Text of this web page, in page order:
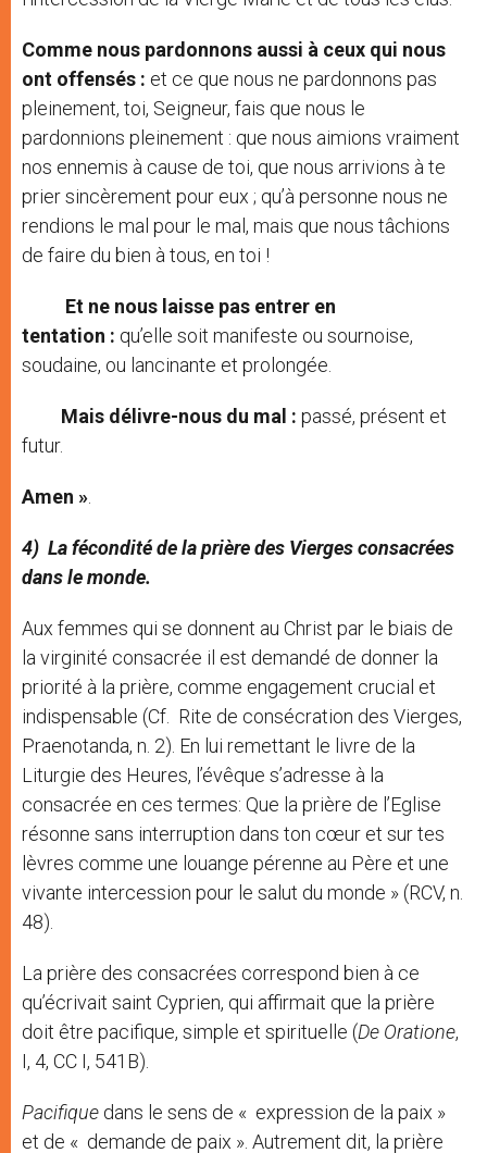
Comme nous pardonnons aussi à ceux qui nous
ont offensés : et ce que nous ne pardonnons pas
pleinement, toi, Seigneur, fais que nous le
pardonnions pleinement : que nous aimions vraiment
nos ennemis à cause de toi, que nous arrivions à te
prier sincèrement pour eux ; qu’à personne nous ne
rendions le mal pour le mal, mais que nous tâchions
de faire du bien à tous, en toi !
Et ne nous laisse pas entrer en
tentation : qu’elle soit manifeste ou sournoise,
soudaine, ou lancinante et prolongée.
Mais délivre-nous du mal : passé, présent et
futur.
Amen »
4) La fécondité de la prière des Vierges consacrées
dans le monde.
Aux femmes qui se donnent au Christ par le biais de
la virginité consacrée il est demandé de donner la
priorité à la prière, comme engagement crucial et
indispensable (Cf. Rite de consécration des Vierges,
Praenotanda, n. 2). En lui remettant le livre de la
Liturgie des Heures, l’évêque s’adresse à la
consacrée en ces termes: Que la prière de l’Eglise
résonne sans interruption dans ton cœur et sur tes
lèvres comme une louange pérenne au Père et une
vivante intercession pour le salut du monde » (RCV, n.
48).
La prière des consacrées correspond bien à ce
qu’écrivait saint Cyprien, qui affirmait que la prière
doit être pacifique, simple et spirituelle (De Oratione,
I, 4, CC I, 541B).
Pacifique dans le sens de « expression de la paix »
et de « demande de paix ». Autrement dit, la prière